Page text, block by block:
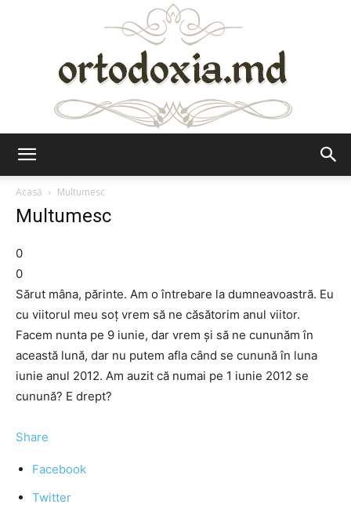
Acasă
Multumesc
Multumesc
0
0
Sărut mâna, părinte. Am o întrebare la dumneavoastră. Eu
cu viitorul meu soţ vrem să ne căsătorim anul viitor.
Facem nunta pe 9 iunie, dar vrem şi să ne cununăm în
această lună, dar nu putem afla când se cunună în luna
iunie anul 2012. Am auzit că numai pe 1 iunie 2012 se
cunună? E drept?
Share
Facebook
Twitter